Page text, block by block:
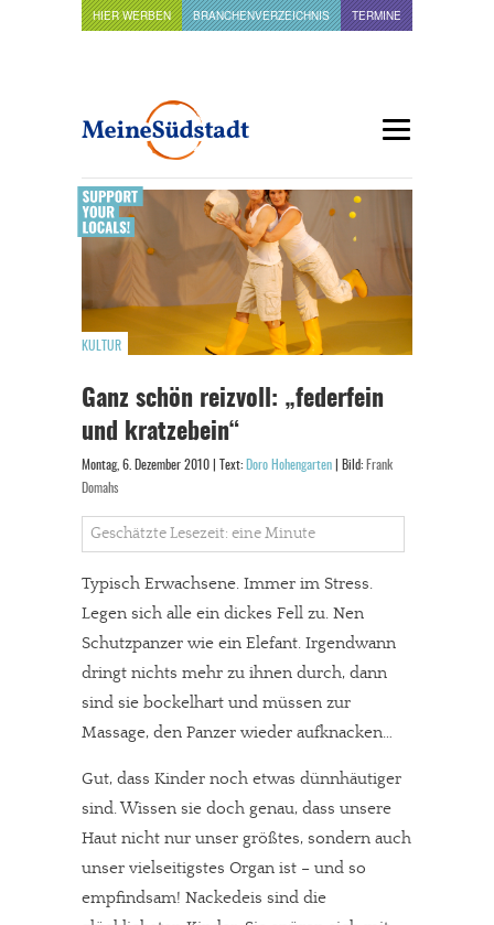
HIER WERBEN BRANCHENVERZEICHNIS TERMINE
KULTUR
Ganz schön reizvoll: „federfein
und kratzebein“
Montag, 6. Dezember 2010 | Text: Doro Hohengarten | Bild: Frank
Domahs
Geschätzte Lesezeit: eine Minute
Typisch Erwachsene. Immer im Stress.
Legen sich alle ein dickes Fell zu. Nen
Schutzpanzer wie ein Elefant. Irgendwann
dringt nichts mehr zu ihnen durch, dann
sind sie bockelhart und müssen zur
Massage, den Panzer wieder aufknacken…
Gut, dass Kinder noch etwas dünnhäutiger
sind. Wissen sie doch genau, dass unsere
Haut nicht nur unser größtes, sondern auch
unser vielseitigstes Organ ist – und so
empfindsam! Nackedeis sind die